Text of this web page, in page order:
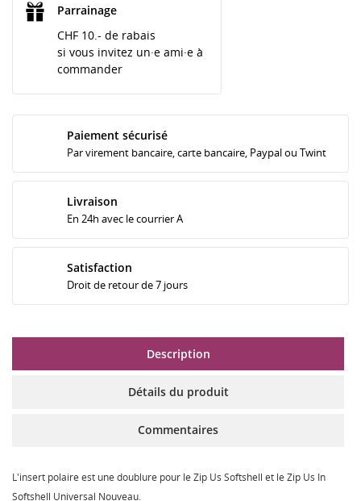
Parrainage
CHF 10.- de rabais
si vous invitez un·e ami·e à
commander
Paiement sécurisé
Par virement bancaire, carte bancaire, Paypal ou Twint
Livraison
En 24h avec le courrier A
Satisfaction
Droit de retour de 7 jours
Description
Détails du produit
Commentaires
L'insert polaire est une doublure pour le Zip Us Softshell et le Zip Us In
Softshell Universal Nouveau.